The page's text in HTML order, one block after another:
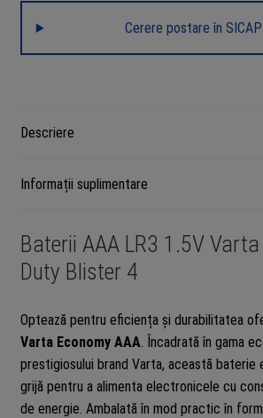
Duty
Blister
Cerere postare în SICAP
Descriere
Informații suplimentare
Baterii AAA LR3 1.5V
Duty Blister 4
Optează pentru eficiența și durabilitatea
Varta Economy AAA . Încadrată în gama
prestigiosului brand Varta, această
grijă pentru a alimenta electronicele cu
de energie. Ambalată în mod practic în